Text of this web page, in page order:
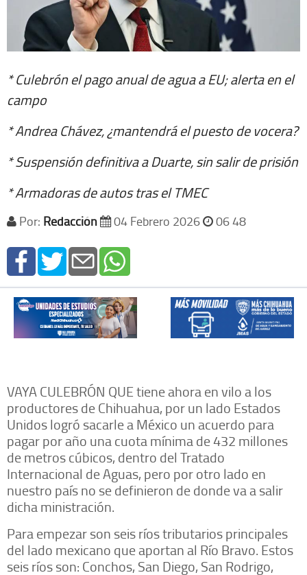
* Culebrón el pago anual de agua a EU; alerta en el
campo
* Andrea Chávez, ¿mantendrá el puesto de vocera?
* Suspensión definitiva a Duarte, sin salir de prisión
* Armadoras de autos tras el TMEC
Por: Redacción 04 Febrero 2026 06 48
VAYA CULEBRÓN QUE tiene ahora en vilo a los
productores de Chihuahua, por un lado Estados
Unidos logró sacarle a México un acuerdo para
pagar por año una cuota mínima de 432 millones
de metros cúbicos, dentro del Tratado
Internacional de Aguas, pero por otro lado en
nuestro país no se definieron de donde va a salir
dicha ministración.
Para empezar son seis ríos tributarios principales
del lado mexicano que aportan al Río Bravo. Estos
seis ríos son: Conchos, San Diego, San Rodrigo,